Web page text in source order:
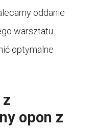
oddanie
warsztatu
optymalne
opon z